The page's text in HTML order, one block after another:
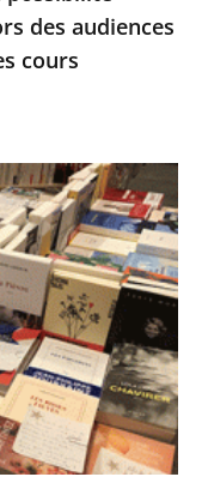
des audiences
cours